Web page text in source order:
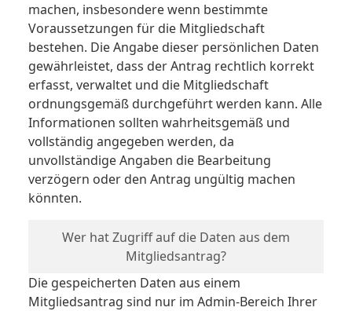
machen, insbesondere wenn bestimmte
Voraussetzungen für die Mitgliedschaft
bestehen. Die Angabe dieser persönlichen Daten
gewährleistet, dass der Antrag rechtlich korrekt
erfasst, verwaltet und die Mitgliedschaft
ordnungsgemäß durchgeführt werden kann. Alle
Informationen sollten wahrheitsgemäß und
vollständig angegeben werden, da
unvollständige Angaben die Bearbeitung
verzögern oder den Antrag ungültig machen
könnten.
Wer hat Zugriff auf die Daten aus dem
Mitgliedsantrag?
Die gespeicherten Daten aus einem
Mitgliedsantrag sind nur im Admin-Bereich Ihrer